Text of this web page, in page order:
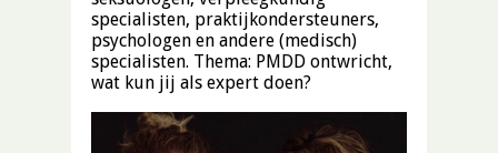
specialisten, praktijkondersteuners,
psychologen en andere (medisch)
specialisten. Thema: PMDD ontwricht,
wat kun jij als expert doen?